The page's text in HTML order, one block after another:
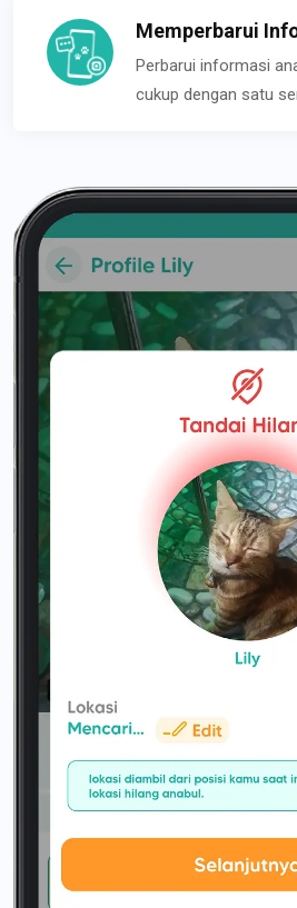
Memperbarui
Perbarui informasi
cukup dengan satu